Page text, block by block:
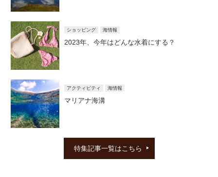
ショッピング 海情報
2023年、今年はどんな水着にする？
アクティビティ 海情報
マリアナ海溝
特集記事一覧はこちら